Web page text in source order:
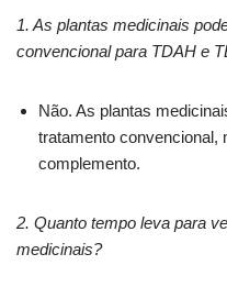
1. As plantas medicinais
convencional para TDAH e
Não. As plantas
tratamento convencional,
complemento.
2. Quanto tempo leva para
medicinais?